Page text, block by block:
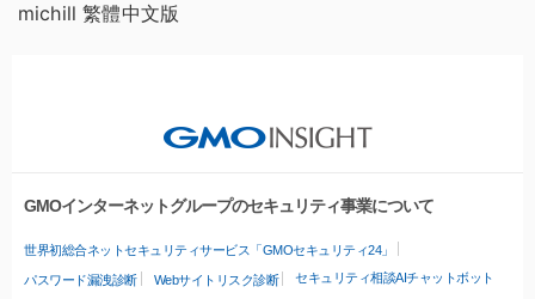
michill 繁體中文版
GMOインターネットグループのセキュリティ事業について
世界初総合ネットセキュリティサービス「GMOセキュリティ24」
パスワード漏洩診断 Webサイトリスク診断 セキュリティ相談AIチャットボット